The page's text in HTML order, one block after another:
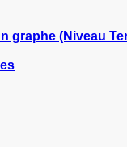
graphe (Niveau